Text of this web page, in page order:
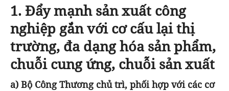
1. Đẩy mạnh sản xuất công
nghiệp gắn với cơ cấu lại thị
trường, đa dạng hóa sản phẩm,
chuỗi cung ứng, chuỗi sản xuất
a) Bộ Công Thương chủ trì, phối hợp với các cơ